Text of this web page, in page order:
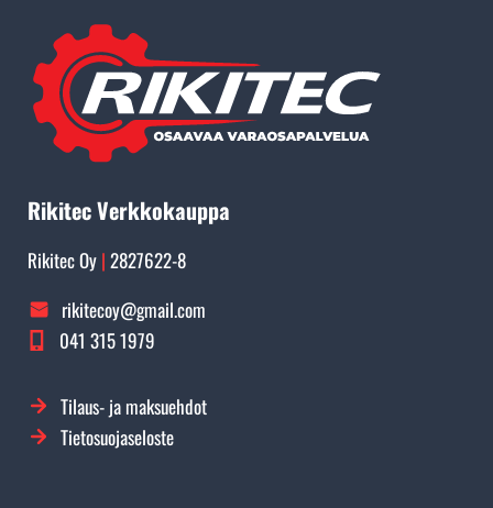
Rikitec Verkkokauppa
Rikitec Oy | 2827622-8
rikitecoy@gmail.com
041 315 1979
Tilaus- ja maksuehdot
Tietosuojaseloste